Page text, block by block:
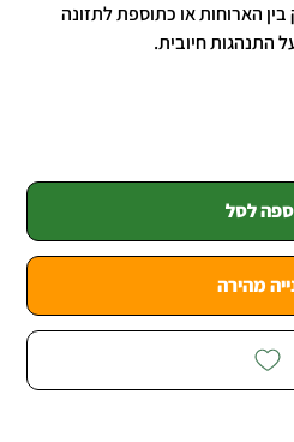
הארוחות או כתוספת לתזונה
התנהגות חיובית.
לסל
מהירה